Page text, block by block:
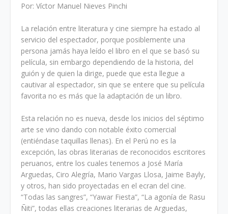
Por: Víctor Manuel Nieves Pinchi
La relación entre literatura y cine siempre ha estado al
servicio del espectador, porque posiblemente una
persona jamás haya leído el libro en el que se basó su
película, sin embargo dependiendo de la historia, del
guión y de quien la dirige, puede que esta llegue a
cautivar al espectador, sin que se entere que su película
favorita no es más que la adaptación de un libro.
Esta relación no es nueva, desde los inicios del séptimo
arte se vino dando con notable éxito comercial
(entiéndase taquillas llenas). En el Perú no es la
excepción, las obras literarias de reconocidos escritores
peruanos, entre los cuales tenemos a José María
Arguedas, Ciro Alegría, Mario Vargas Llosa, Jaime Bayly,
y otros, han sido proyectadas en el ecran del cine.
“Todas las sangres”, “Yawar Fiesta”, “La agonía de Rasu
Ñiti”, todas ellas creaciones literarias de Arguedas,